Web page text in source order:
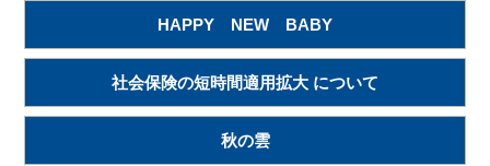
HAPPY NEW BABY
社会保険の短時間適用拡大 について
秋の雲